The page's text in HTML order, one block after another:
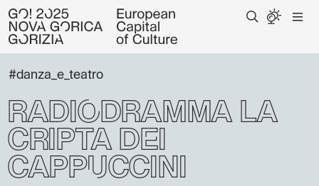
#danza_e_teatro
Radiodramma La
cripta dei
cappuccini